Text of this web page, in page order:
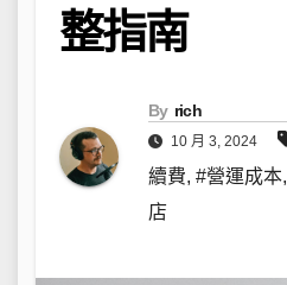
整指南
By rich
10 月 3, 2024
續費, #營運成本,
店